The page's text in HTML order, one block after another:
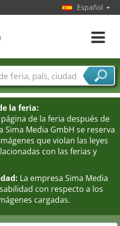
la feria:
de la feria después de
Sima Media GmbH se reserva
que violan las leyes
con las ferias y
La empresa Sima Media
con respecto a los
cargadas.
Español
toggle
Ciudades
servicios